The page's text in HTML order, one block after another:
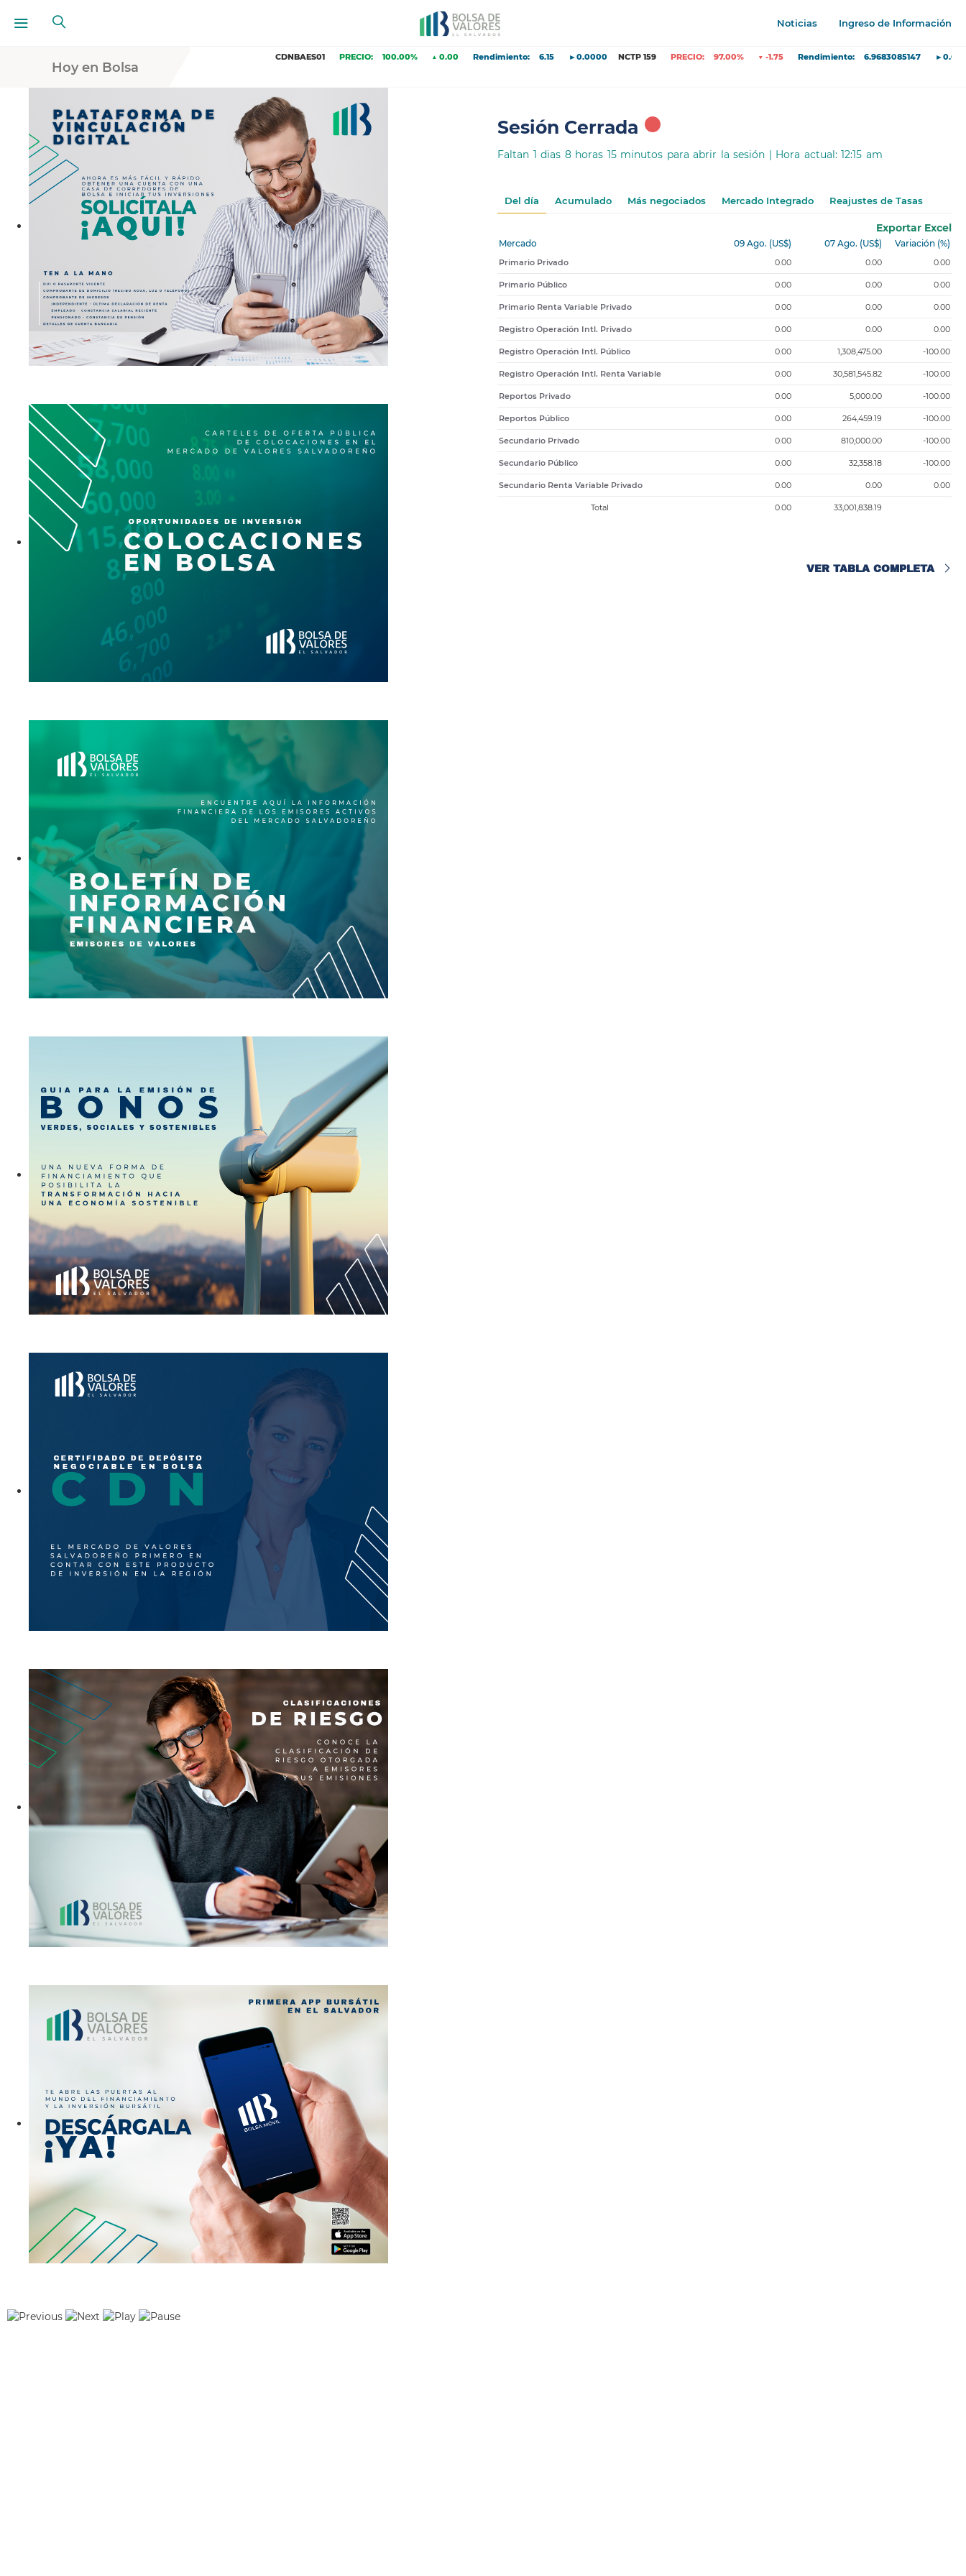
Noticias Ingreso de Información
Hoy en Bolsa
PRECIO: 100.00% ▲ 0.00 Rendimiento: 6.15 ►0.0000 NCTP 159 PRECIO: 97.00% ▼ -1.75 Rendimiento: 6.9683085147 ►0.0000
Sesión Cerrada
Faltan 1 dias 8 horas 15 minutos para abrir la sesión | Hora actual: 12:15 am
Del día Acumulado Más negociados Mercado Integrado Reajustes de Tasas
Exportar Excel
Mercado 09 Ago. (US$) 07 Ago. (US$) Variación (%)
Primario Privado 0.00 0.00 0.00
Primario Público 0.00 0.00 0.00
Primario Renta Variable Privado 0.00 0.00 0.00
Registro Operación Intl. Privado 0.00 0.00 0.00
Registro Operación Intl. Público 0.00 1,308,475.00 -100.00
Registro Operación Intl. Renta Variable 0.00 30,581,545.82 -100.00
Reportos Privado 0.00 5,000.00 -100.00
Reportos Público 0.00 264,459.19 -100.00
Secundario Privado 0.00 810,000.00 -100.00
Secundario Público 0.00 32,358.18 -100.00
Secundario Renta Variable Privado 0.00 0.00 0.00
Total 0.00 33,001,838.19
VER TABLA COMPLETA